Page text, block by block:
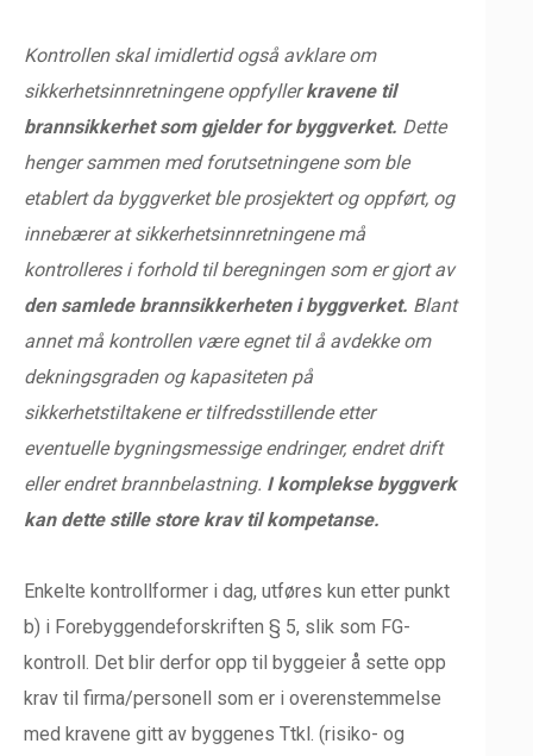
Kontrollen skal imidlertid også avklare om
sikkerhetsinnretningene oppfyllerkravene til
brannsikkerhet som gjelder for byggverket. Dette
henger sammen med forutsetningene som ble
etablert da byggverket ble prosjektert og oppført, og
innebærer at sikkerhetsinnretningene må
kontrolleres i forhold til beregningen som er gjort av
den samlede brannsikkerheten i byggverket. Blant
annet må kontrollen være egnet til å avdekke om
dekningsgraden og kapasiteten på
sikkerhetstiltakene er tilfredsstillende etter
eventuelle bygningsmessige endringer, endret drift
eller endret brannbelastning. I komplekse byggverk
kan dette stille store krav til kompetanse.
Enkelte kontrollformer i dag, utføres kun etter punkt
b) i Forebyggendeforskriften § 5, slik som FG-
kontroll. Det blir derfor opp til byggeier å sette opp
krav til firma/personell som er i overenstemmelse
med kravene gitt av byggenes Ttkl. (risiko- og